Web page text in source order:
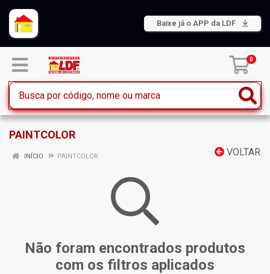
Baixe já o APP da LDF
0
PAINTCOLOR
VOLTAR
INÍCIO PAINTCOLOR
Não foram encontrados produtos
com os filtros aplicados